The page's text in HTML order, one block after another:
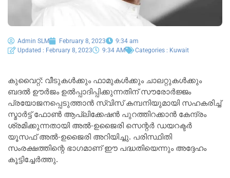
Admin SLM February 8, 2023
9:34 am
Updated : February 8, 2023
9:34 AM Categories : Kuwait
കുവൈറ്റ്: വീടുകൾക്കും ഫാമുകൾക്കും ചാലറ്റുകൾക്കും
ബദൽ ഊർജം ഉൽപ്പാദിപ്പിക്കുന്നതിന് സൗരോർജ്ജം
പ്രയോജനപ്പെടുത്താൻ സ്വിസ് കമ്പനിയുമായി സഹകരിച്ച്
സ്മാർട്ട് ഫോൺ ആപ്ലിക്കേഷൻ പുറത്തിറക്കാൻ കേന്ദ്രം
ശ്രമിക്കുന്നതായി അൽ-ഉജൈരി സെന്റർ ഡയറക്ടർ
യൂസഫ് അൽ-ഉജൈരി അറിയിച്ചു. പരിസ്ഥിതി
സംരക്ഷത്തിന്റെ ഭാഗമാണ് ഈ പദ്ധതിയെന്നും അദ്ദേഹം
കൂട്ടിച്ചേർത്തു.